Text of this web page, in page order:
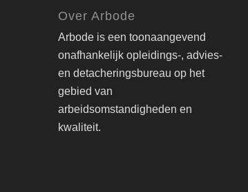
Over Arbode
Arbode is een toonaangevend
onafhankelijk opleidings-, advies-
en detacheringsbureau op het
gebied van
arbeidsomstandigheden en
kwaliteit.